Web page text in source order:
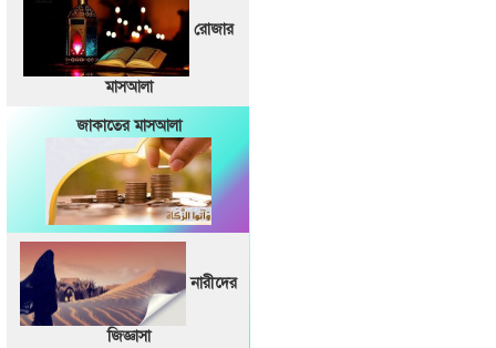
রোজার
মাসআলা
জাকাতের মাসআলা
নারীদের
জিজ্ঞাসা